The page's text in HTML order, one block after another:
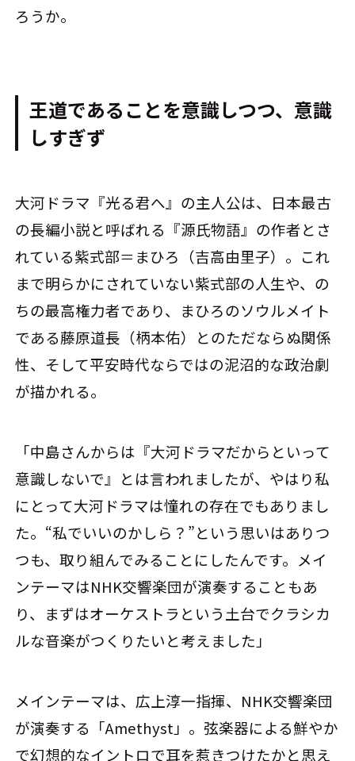
ろうか。
王道であることを意識しつつ、意識
しすぎず
大河ドラマ『光る君へ』の主人公は、日本最古
の長編小説と呼ばれる『源氏物語』の作者とさ
れている紫式部＝まひろ（吉高由里子）。これ
まで明らかにされていない紫式部の人生や、の
ちの最高権力者であり、まひろのソウルメイト
である藤原道長（柄本佑）とのただならぬ関係
性、そして平安時代ならではの泥沼的な政治劇
が描かれる。
「中島さんからは『大河ドラマだからといって
意識しないで』とは言われましたが、やはり私
にとって大河ドラマは憧れの存在でもありまし
た。“私でいいのかしら？”という思いはありつ
つも、取り組んでみることにしたんです。メイ
ンテーマはNHK交響楽団が演奏することもあ
り、まずはオーケストラという土台でクラシカ
ルな音楽がつくりたいと考えました」
メインテーマは、広上淳一指揮、NHK交響楽団
が演奏する「Amethyst」。弦楽器による鮮やか
で幻想的なイントロで耳を惹きつけたかと思え